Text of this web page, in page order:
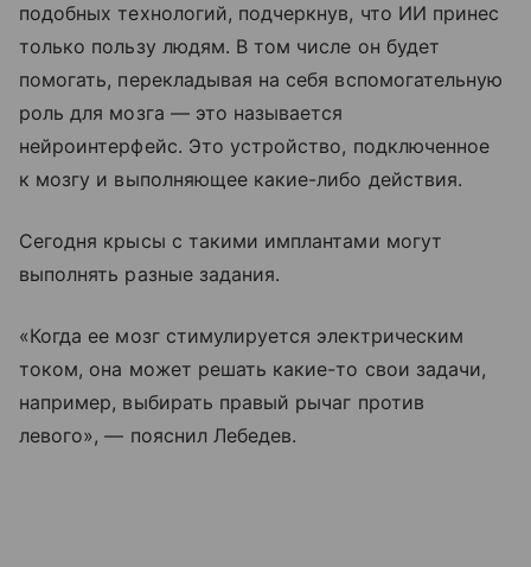
подобных технологий, подчеркнув, что ИИ принес
только пользу людям. В том числе он будет
помогать, перекладывая на себя вспомогательную
роль для мозга — это называется
нейроинтерфейс. Это устройство, подключенное
к мозгу и выполняющее какие-либо действия.
Сегодня крысы с такими имплантами могут
выполнять разные задания.
«Когда ее мозг стимулируется электрическим
током, она может решать какие-то свои задачи,
например, выбирать правый рычаг против
левого», — пояснил Лебедев.